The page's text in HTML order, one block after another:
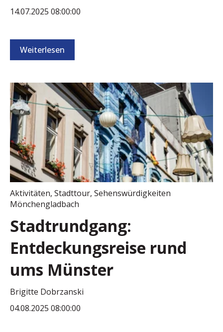
14.07.2025 08:00:00
Weiterlesen
Aktivitäten, Stadttour, Sehenswürdigkeiten
Mönchengladbach
Stadtrundgang:
Entdeckungsreise rund
ums Münster
Brigitte Dobrzanski
04.08.2025 08:00:00